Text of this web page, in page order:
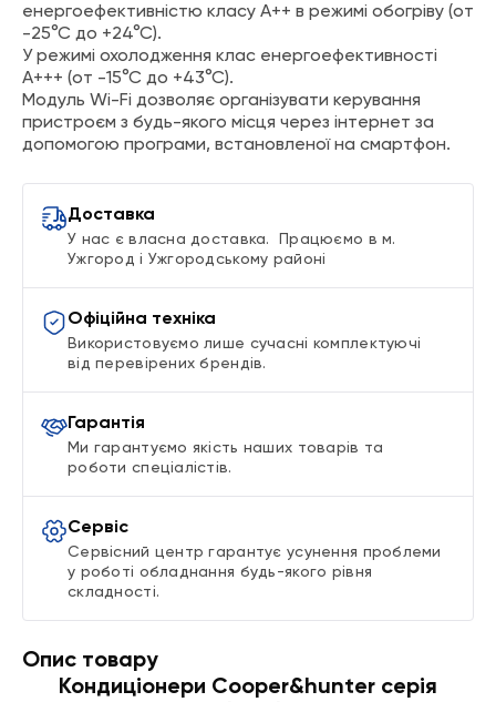
енергоефективністю класу A++ в режимі обогріву (от
-25°С до +24°С).
У режимі охолодження клас енергоефективності
A+++ (от -15°С до +43°С).
Модуль Wi-Fi дозволяє організувати керування
пристроєм з будь-якого місця через інтернет за
допомогою програми, встановленої на смартфон.
Доставка
У нас є власна доставка. Працюємо в м.
Ужгород і Ужгородському районі
Офіційна техніка
Використовуємо лише сучасні комплектуючі
від перевірених брендів.
Гарантія
Ми гарантуємо якість наших товарів та
роботи спеціалістів.
Сервіс
Сервісний центр гарантує усунення проблеми
у роботі обладнання будь-якого рівня
складності.
Опис товару
Кондиціонери Cooper&hunter серія